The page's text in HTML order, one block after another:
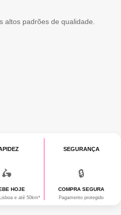
altos padrões de qualidade.
🛵
HOJE
e até 50km*
SEGURANÇA
🔒
COMPRA SEGURA
Pagamento protegido